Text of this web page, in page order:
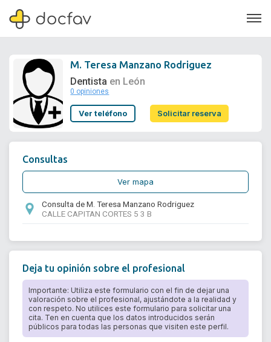
Soporte
M. Teresa Manzano Rodriguez
Dentista en León
0 opiniones
Ver teléfono Solicitar reserva
Consultas
Ver mapa
Consulta de M. Teresa Manzano Rodriguez
CALLE CAPITAN CORTES 5 3 B
Deja tu opinión sobre el profesional
Importante: Utiliza este formulario con el fin de dejar una
valoración sobre el profesional, ajustándote a la realidad y
con respeto. No utilices este formulario para solicitar una
cita. Ten en cuenta que los datos introducidos serán
públicos para todas las personas que visiten este perfil.